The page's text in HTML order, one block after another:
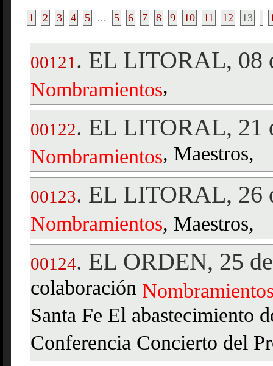
1 2 3 4 5 ... 5 6 7 8 9 10 11 12 13
00121 . EL LITORAL, 08
Nombramientos,
00122. EL LITORAL, 21
Nombramientos, Maestros,
00123. EL LITORAL, 26
Nombramientos, Maestros,
00124. EL ORDEN, 25
colaboración
Santa Fe El abastecimiento
Conferencia Concierto del